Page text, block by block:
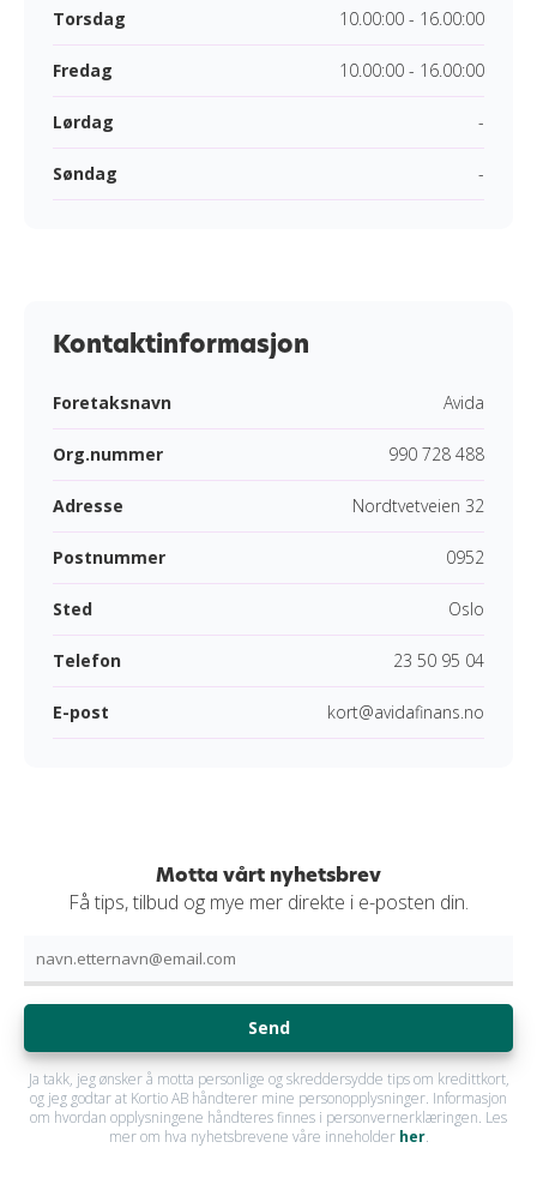
Torsdag 10.00:00 - 16.00:00
Fredag 10.00:00 - 16.00:00
Lørdag -
Søndag -
Kontaktinformasjon
Foretaksnavn Avida
Org.nummer 990 728 488
Adresse Nordtvetveien 32
Postnummer 0952
Sted Oslo
Telefon 23 50 95 04
E-post kort@avidafinans.no
Motta vårt nyhetsbrev
Få tips, tilbud og mye mer direkte i e-posten din.
Send
Ja takk, jeg ønsker å motta personlige og skreddersydde tips om kredittkort,
og jeg godtar at Kortio AB håndterer mine personopplysninger. Informasjon
om hvordan opplysningene håndteres finnes i personvernerklæringen. Les
mer om hva nyhetsbrevene våre inneholder her.